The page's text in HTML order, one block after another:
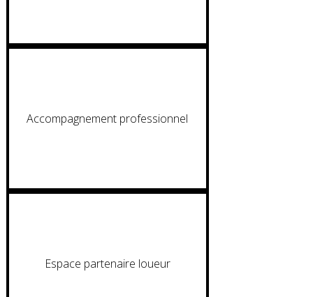
Accompagnement professionnel
Espace partenaire loueur